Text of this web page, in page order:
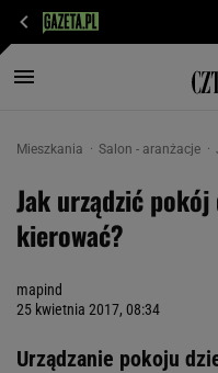
Mieszkania Salon - aranżacje
Jak urządzić
kierować?
mapind
25 kwietnia 2017, 08:34
Urządzanie pokoju